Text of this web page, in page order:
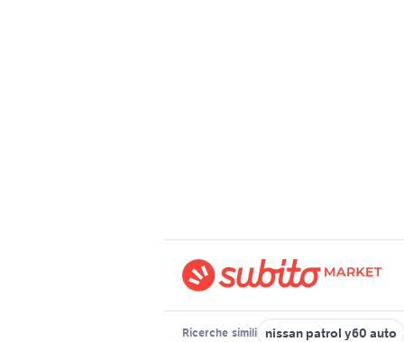
Ricerche simili nissan patrol y60 auto